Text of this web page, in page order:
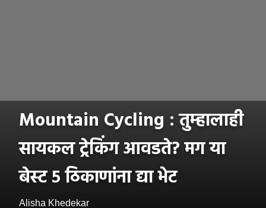
Mountain Cycling : तुम्हालाही
सायकल ट्रेकिंग आवडते? मग या
बेस्ट ५ ठिकाणांना द्या भेट
Alisha Khedekar